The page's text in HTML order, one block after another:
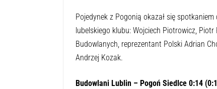
Pojedynek z Pogonią okazał się
lubelskiego klubu: Wojciech Piotrowicz,
Budowlanych, reprezentant Polski Adrian
Andrzej Kozak.
Budowlani Lublin – Pogoń Siedlce 0:14